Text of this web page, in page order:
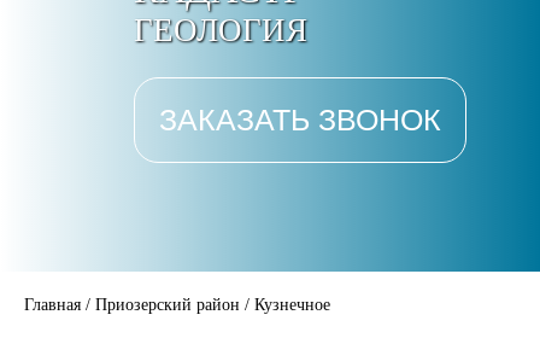
ГЕОЛОГИЯ
ЗАКАЗАТЬ ЗВОНОК
Главная / Приозерский район / Кузнечное